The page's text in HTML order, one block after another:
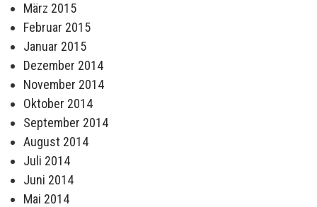
März 2015
Februar 2015
Januar 2015
Dezember 2014
November 2014
Oktober 2014
September 2014
August 2014
Juli 2014
Juni 2014
Mai 2014